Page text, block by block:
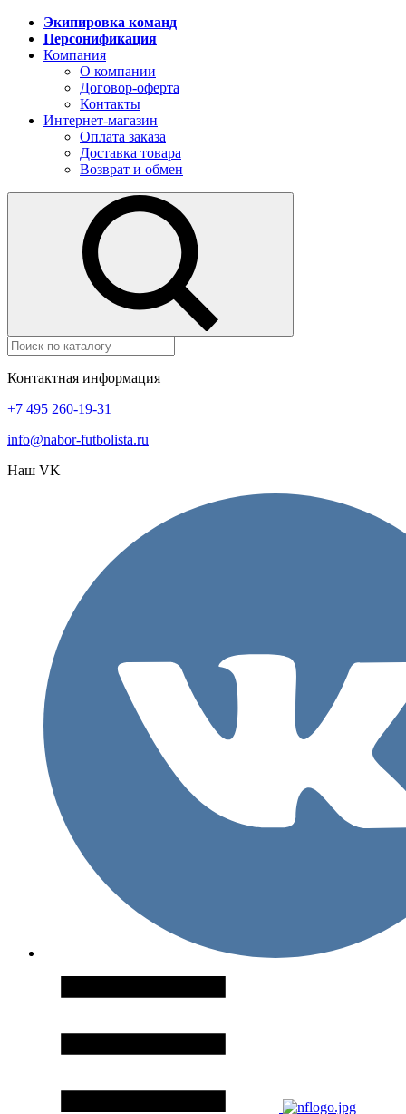
Экипировка команд
Персонификация
Компания
О компании
Договор-оферта
Контакты
Интернет-магазин
Оплата заказа
Доставка товара
Возврат и обмен
Контактная информация
+7 495 260-19-31
info@nabor-futbolista.ru
Наш VK